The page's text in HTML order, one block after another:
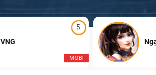
5
MOBI